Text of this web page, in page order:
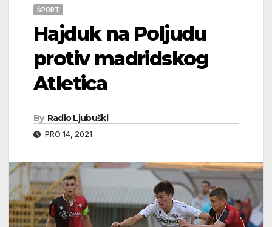
ŠPORT
Hajduk na Poljudu
protiv madridskog
Atletica
By Radio Ljubuški
PRO 14, 2021